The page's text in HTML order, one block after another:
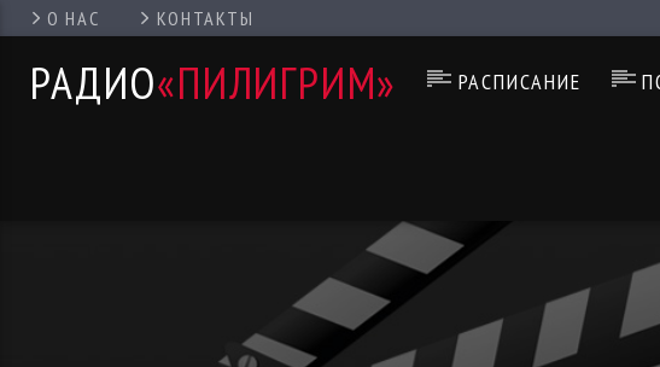
О НАС КОНТАКТЫ
РАДИО«ПИЛИГРИМ» РАСПИСАНИЕ